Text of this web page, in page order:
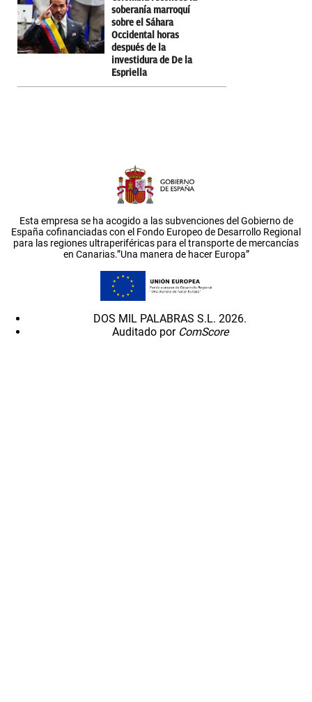
soberanía marroquí
sobre el Sáhara
Occidental horas
después de la
investidura de De la
Espriella
Esta empresa se ha acogido a las subvenciones del Gobierno de
España cofinanciadas con el Fondo Europeo de Desarrollo Regional
para las regiones ultraperiféricas para el transporte de mercancías
en Canarias.”Una manera de hacer Europa”
DOS MIL PALABRAS S.L. 2026.
Auditado por ComScore